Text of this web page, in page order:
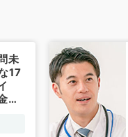
未
17
曜